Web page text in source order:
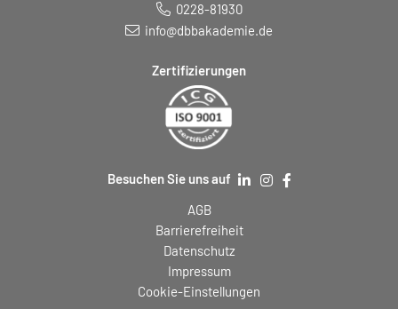
0228-81930
info@dbbakademie.de
Zertifizierungen
Besuchen Sie uns auf
AGB
Barrierefreiheit
Datenschutz
Impressum
Cookie-Einstellungen